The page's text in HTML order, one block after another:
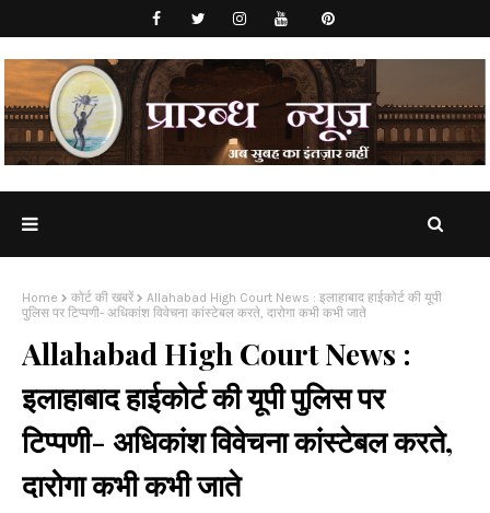
Home कोर्ट की खबरें
Allahabad High Court News : इलाहाबाद हाईकोर्ट की यूपी
पुलिस पर टिप्पणी- अधिकांश विवेचना कांस्टेबल करते, दारोगा कभी कभी जाते
Allahabad High Court News :
इलाहाबाद हाईकोर्ट की यूपी पुलिस पर
टिप्पणी- अधिकांश विवेचना कांस्टेबल करते,
दारोगा कभी कभी जाते